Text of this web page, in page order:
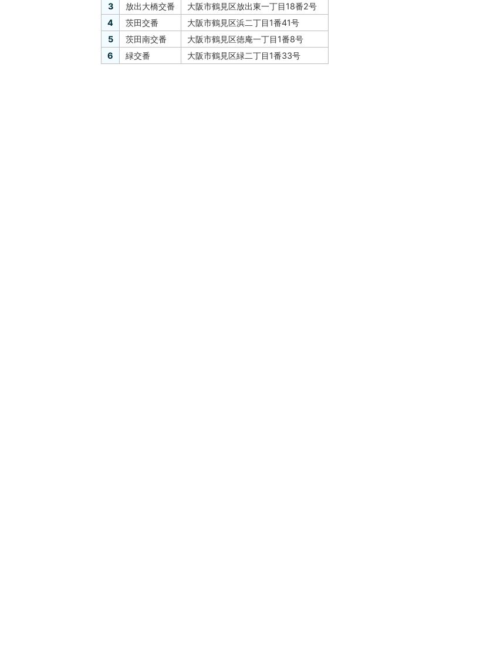
3
放出大橋交番
大阪市鶴見区放出東一丁目18番2号
4
茨田交番
大阪市鶴見区浜二丁目1番41号
5
茨田南交番
大阪市鶴見区徳庵一丁目1番8号
6
緑交番 大阪市鶴見区緑二丁目1番33号